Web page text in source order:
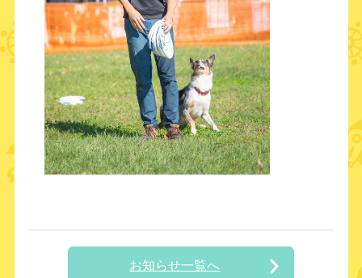
お知らせ一覧へ